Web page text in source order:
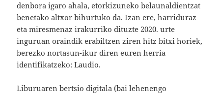
denbora igaro ahala, etorkizuneko belaunaldientzat
benetako altxor bihurtuko da. Izan ere, harriduraz
eta miresmenaz irakurriko dituzte 2020. urte
inguruan oraindik erabiltzen ziren hitz bitxi horiek,
berezko nortasun-ikur diren euren herria
identifikatzeko: Laudio.
Liburuaren bertsio digitala (bai lehenengo